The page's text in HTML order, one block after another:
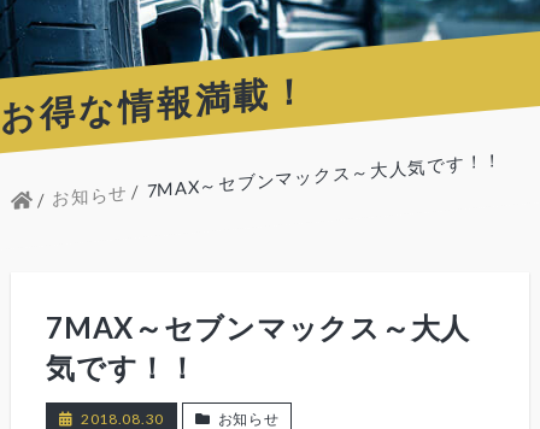
お得な情報満載！
お知らせ 7MAX～セブンマックス～大人気です！！
7MAX～セブンマックス～大人
気です！！
2018.08.30 お知らせ